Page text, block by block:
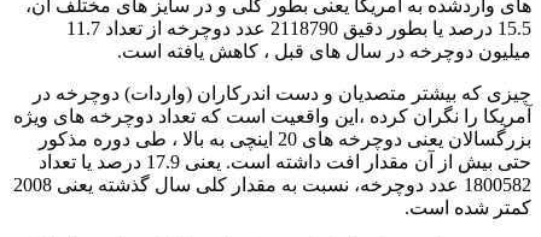
های واردشده به آمریکا یعنی بطور کلی و در سایز های مختلف آن،
15.5 درصد یا بطور دقیق 2118790 عدد دوچرخه از تعداد 11.7
میلیون دوچرخه در سال های قبل ، کاهش یافته است.
چیزی که بیشتر متصدیان و دست اندرکاران (واردات) دوچرخه در
آمریکا را نگران کرده ،این واقعیت است که تعداد دوچرخه های ویژه
بزرگسالان یعنی دوچرخه های 20 اینچی به بالا ، طی دوره مذکور
حتی بیش از آن مقدار افت داشته است. یعنی 17.9 درصد یا تعداد
1800582 عدد دوچرخه، نسبت به مقدار کلی سال گذشته یعنی 2008
کمتر شده است.